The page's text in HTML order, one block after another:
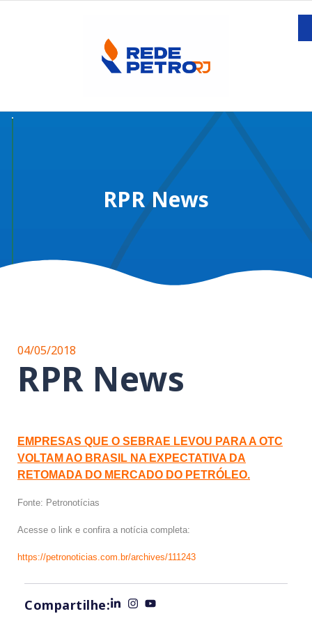
RPR News
04/05/2018
RPR News
EMPRESAS QUE O SEBRAE LEVOU PARA A OTC
VOLTAM AO BRASIL NA EXPECTATIVA DA
RETOMADA DO MERCADO DO PETRÓLEO.
Fonte: Petronotícias
Acesse o link e confira a notícia completa:
https://petronoticias.com.br/archives/111243
Compartilhe: